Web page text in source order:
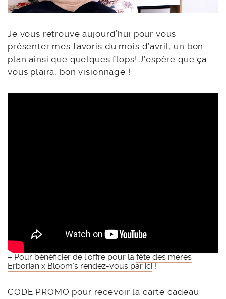
Je vous retrouve aujourd’hui pour vous
présenter mes favoris du mois d’avril, un bon
plan ainsi que quelques flops! J’espère que ça
vous plaira, bon visionnage !
– Pour bénéficier de l’offre pour la fête des mères
Erborian x Bloom’s rendez-vous par ici !
CODE PROMO pour recevoir la carte cadeau